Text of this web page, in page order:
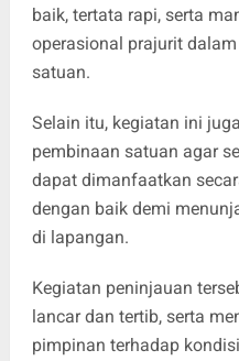
baik, tertata rapi, serta
operasional prajurit
satuan.
Selain itu, kegiatan ini
pembinaan satuan agar
dapat dimanfaatkan
dengan baik demi
di lapangan.
Kegiatan peninjauan
lancar dan tertib, serta
pimpinan terhadap